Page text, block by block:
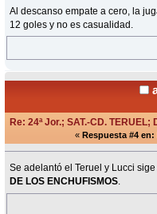
Al descanso empate a cero, la
12 goles y no es casualidad.
Re: 24ª Jor.; SAT.-CD.
« Respuesta #4 en:
Se adelantó el Teruel y Lucci
DE LOS ENCHUFISMOS.